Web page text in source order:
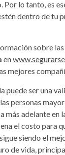
Por lo tanto, es
dentro de tu
sobre
en
mejores
puede ser una
personas
más adelante en
el costo para
siendo el
de vida,